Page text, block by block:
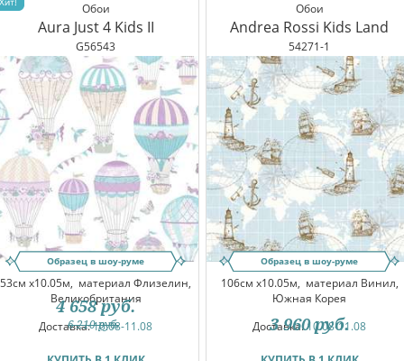
Обои
Aura Just 4 Kids II
G56543
Образец в шоу-руме
53см x10.05м, материал Флизелин,
Великобритания
Доставка:10.08-11.08
6 210руб.
4 658 руб.
Обои
Andrea Rossi Kids Land
54271-1
Образец в шоу-руме
106см x10.05м, материал Винил,
Южная Корея
Доставка:10.08-11.08
3 960 руб.